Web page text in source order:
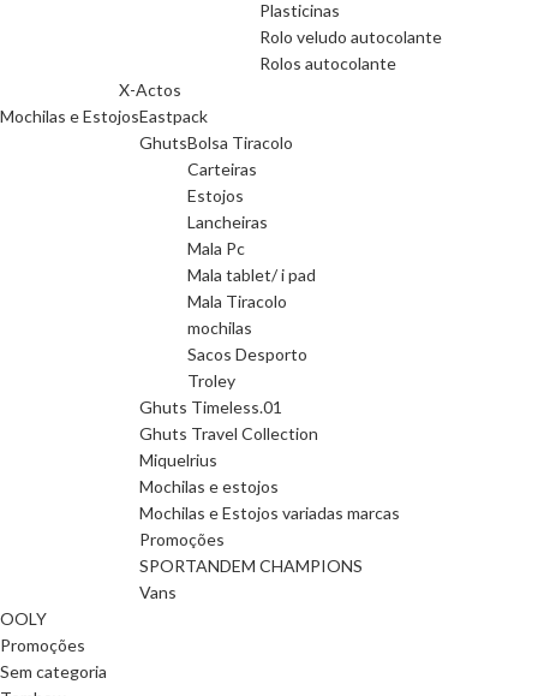
Plasticinas
Rolo veludo autocolante
Rolos autocolante
X-Actos
Mochilas e EstojosEastpack
GhutsBolsa Tiracolo
Carteiras
Estojos
Lancheiras
Mala Pc
Mala tablet/ i pad
Mala Tiracolo
mochilas
Sacos Desporto
Troley
Ghuts Timeless.01
Ghuts Travel Collection
Miquelrius
Mochilas e estojos
Mochilas e Estojos variadas marcas
Promoções
SPORTANDEM CHAMPIONS
Vans
OOLY
Promoções
Sem categoria